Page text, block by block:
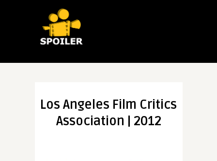
Los Angeles Film Critics
Association | 2012